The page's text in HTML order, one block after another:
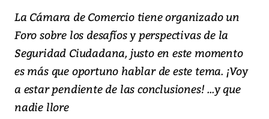
La Cámara de Comercio tiene organizado un
Foro sobre los desafíos y perspectivas de la
Seguridad Ciudadana, justo en este momento
es más que oportuno hablar de este tema. ¡Voy
a estar pendiente de las conclusiones! ...y que
nadie llore